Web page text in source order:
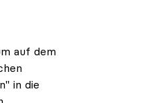
auf dem
in die